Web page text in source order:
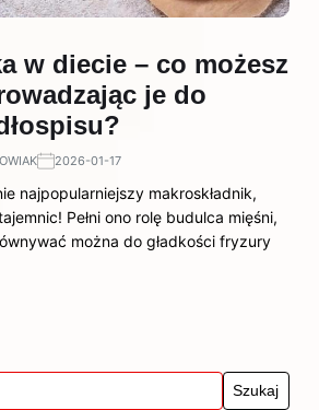
w diecie – co możesz
je do
2026-01-17
najpopularniejszy makroskładnik,
Pełni ono rolę budulca mięśni,
można do gładkości fryzury